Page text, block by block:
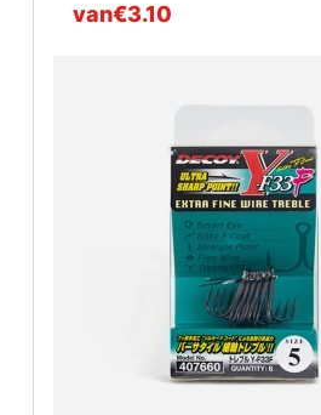
van€3.10